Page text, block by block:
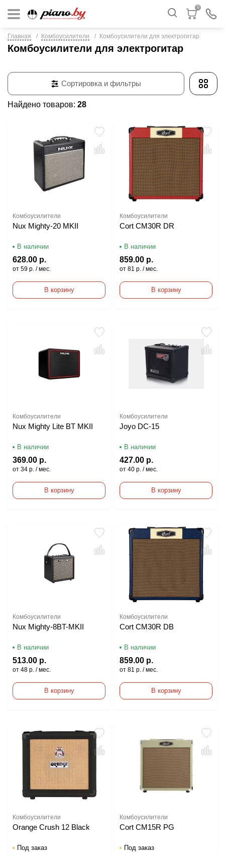
0
Главная Комбоусилители Комбоусилители для электрогитар
Комбоусилители для электрогитар
Найдено товаров: 28
Сортировка и фильтры
Комбоусилители
Nux Mighty-20 MKII
В наличии
628.00 р.
от 59 р. / мес.
В корзину
Комбоусилители
Cort CM30R DR
В наличии
859.00 р.
от 81 р. / мес.
В корзину
Комбоусилители
Nux Mighty Lite BT MKII
В наличии
369.00 р.
от 34 р. / мес.
В корзину
Комбоусилители
Joyo DC-15
В наличии
427.00 р.
от 40 р. / мес.
В корзину
Комбоусилители
Nux Mighty-8BT-MKII
В наличии
513.00 р.
от 48 р. / мес.
В корзину
Комбоусилители
Cort CM30R DB
В наличии
859.00 р.
от 81 р. / мес.
В корзину
Комбоусилители
Orange Crush 12 Black
Под заказ
Комбоусилители
Cort CM15R PG
Под заказ